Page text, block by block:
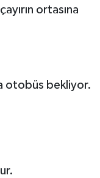
ortasına
otobüs bekliyor.